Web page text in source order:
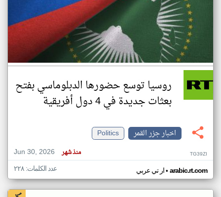
روسيا توسع حضورها الدبلوماسي بفتح
بعثات جديدة في 4 دول أفريقية
اخبار جزر القمر
Politics
Jun 30, 2026
منذ شهر TG39ZI
ار تي عربي• arabic.rt.com عدد الكلمات: ٢٢٨